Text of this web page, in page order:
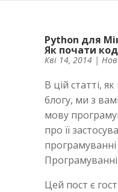
Python для
Як почати
Кві 14, 2014 |
В цій статті,
блогу, ми з
мову
про її
Програмуванні
Цей пост є